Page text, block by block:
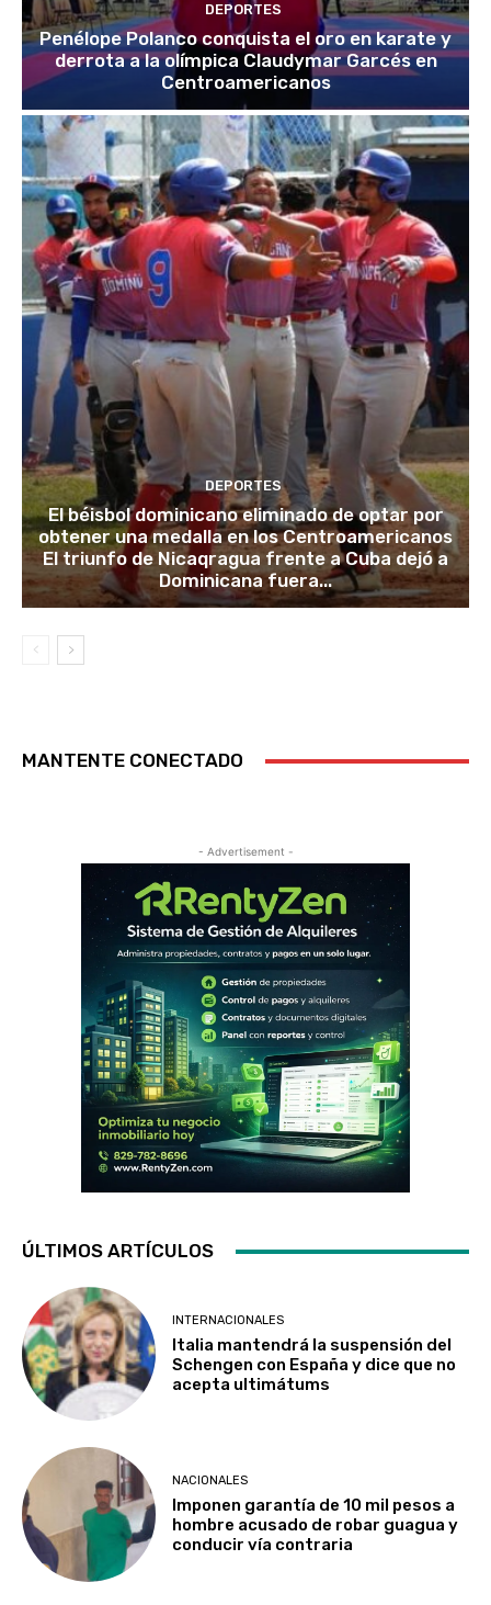
DEPORTES
Penélope Polanco conquista el oro en karate y
derrota a la olímpica Claudymar Garcés en
Centroamericanos
DEPORTES
El béisbol dominicano eliminado de optar por
obtener una medalla en los Centroamericanos
El triunfo de Nicaqragua frente a Cuba dejó a
Dominicana fuera...
MANTENTE CONECTADO
- Advertisement -
ÚLTIMOS ARTÍCULOS
INTERNACIONALES
Italia mantendrá la suspensión del
Schengen con España y dice que no
acepta ultimátums
NACIONALES
Imponen garantía de 10 mil pesos a
hombre acusado de robar guagua y
conducir vía contraria